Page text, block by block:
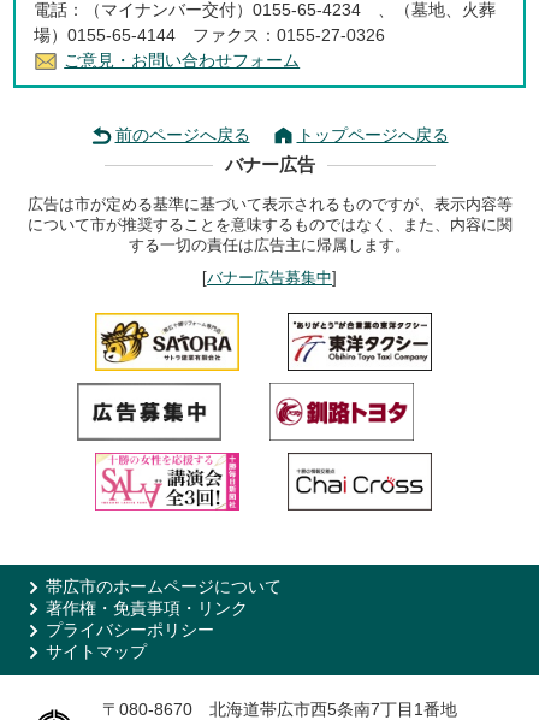
電話：（マイナンバー交付）0155-65-4234 、（墓地、火葬
場）0155-65-4144 ファクス：0155-27-0326
ご意見・お問い合わせフォーム
前のページへ戻る トップページへ戻る
バナー広告
広告は市が定める基準に基づいて表示されるものですが、表示内容等
について市が推奨することを意味するものではなく、また、内容に関
する一切の責任は広告主に帰属します。
[バナー広告募集中]
帯広市のホームページについて
著作権・免責事項・リンク
プライバシーポリシー
サイトマップ
〒080-8670 北海道帯広市西5条南7丁目1番地